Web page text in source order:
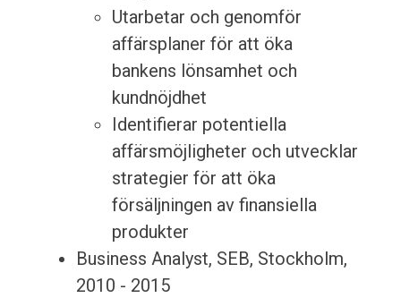
Utarbetar och genomför
affärsplaner för att öka
bankens lönsamhet och
kundnöjdhet
Identifierar potentiella
affärsmöjligheter och utvecklar
strategier för att öka
försäljningen av finansiella
produkter
Business Analyst, SEB, Stockholm,
2010 - 2015